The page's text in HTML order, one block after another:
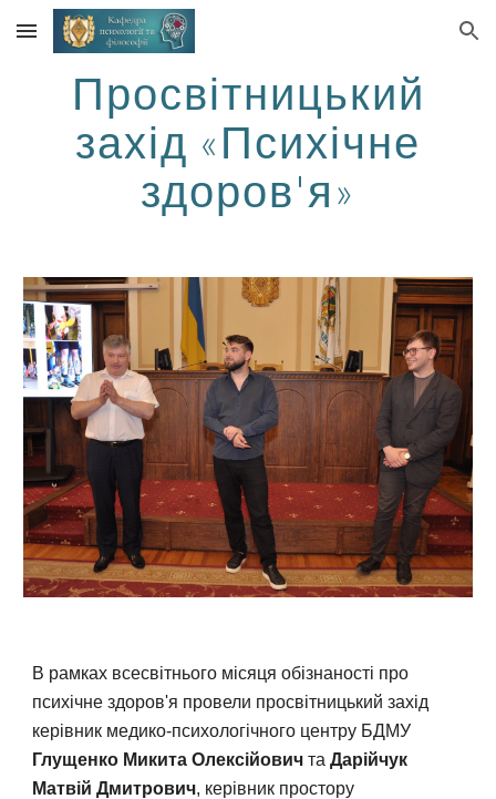
Skip to main content Skip to navigation
Просвітницький
захід «Психічне
здоров'я»
В рамках всесвітнього місяця обізнаності про
психічне здоров'я провели просвітницький захід
керівник медико-психологічного центру БДМУ
Глущенко Микита Олексійович таДарійчук
Матвій Дмитрович, керівник простору